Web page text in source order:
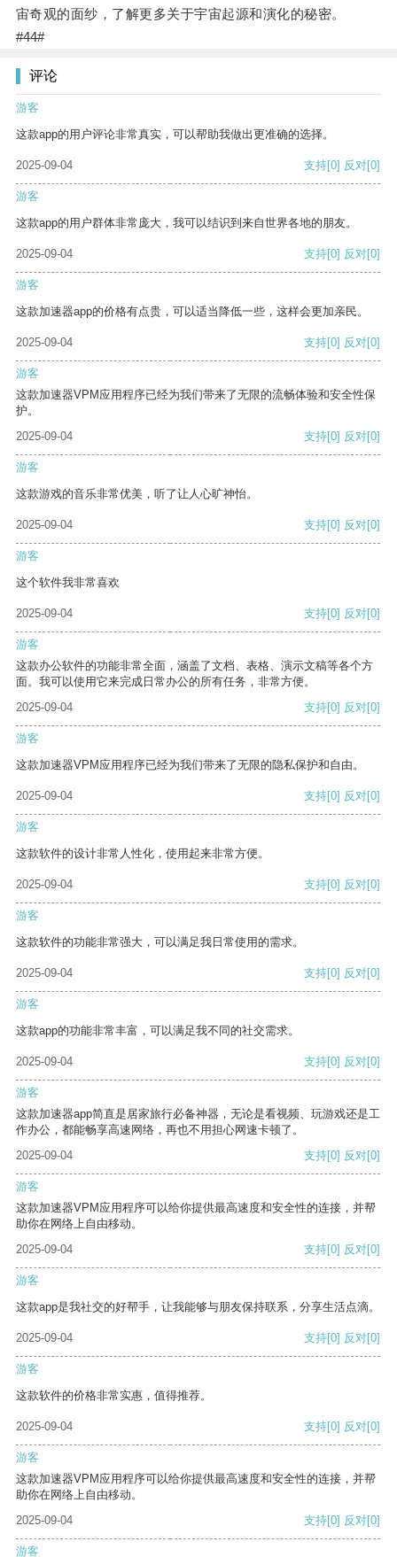
宙奇观的面纱，了解更多关于宇宙起源和演化的秘密。
#44#
评论
游客
这款app的用户评论非常真实，可以帮助我做出更准确的选择。
2025-09-04 支持[0] 反对[0]
游客
这款app的用户群体非常庞大，我可以结识到来自世界各地的朋友。
2025-09-04 支持[0] 反对[0]
游客
这款加速器app的价格有点贵，可以适当降低一些，这样会更加亲民。
2025-09-04 支持[0] 反对[0]
游客
这款加速器VPM应用程序已经为我们带来了无限的流畅体验和安全性保
护。
2025-09-04
支持[0] 反对[0]
游客
这款游戏的音乐非常优美，听了让人心旷神怡。
2025-09-04 支持[0] 反对[0]
游客
这个软件我非常喜欢
2025-09-04 支持[0] 反对[0]
游客
这款办公软件的功能非常全面，涵盖了文档、表格、演示文稿等各个方
面。我可以使用它来完成日常办公的所有任务，非常方便。
2025-09-04
支持[0] 反对[0]
游客
这款加速器VPM应用程序已经为我们带来了无限的隐私保护和自由。
2025-09-04 支持[0] 反对[0]
游客
这款软件的设计非常人性化，使用起来非常方便。
2025-09-04 支持[0] 反对[0]
游客
这款软件的功能非常强大，可以满足我日常使用的需求。
2025-09-04 支持[0] 反对[0]
游客
这款app的功能非常丰富，可以满足我不同的社交需求。
2025-09-04 支持[0] 反对[0]
游客
这款加速器app简直是居家旅行必备神器，无论是看视频、玩游戏还是工
作办公，都能畅享高速网络，再也不用担心网速卡顿了。
2025-09-04
支持[0] 反对[0]
游客
这款加速器VPM应用程序可以给你提供最高速度和安全性的连接，并帮
助你在网络上自由移动。
2025-09-04
支持[0] 反对[0]
游客
这款app是我社交的好帮手，让我能够与朋友保持联系，分享生活点滴。
2025-09-04 支持[0] 反对[0]
游客
这款软件的价格非常实惠，值得推荐。
2025-09-04 支持[0] 反对[0]
游客
这款加速器VPM应用程序可以给你提供最高速度和安全性的连接，并帮
助你在网络上自由移动。
2025-09-04
支持[0] 反对[0]
游客